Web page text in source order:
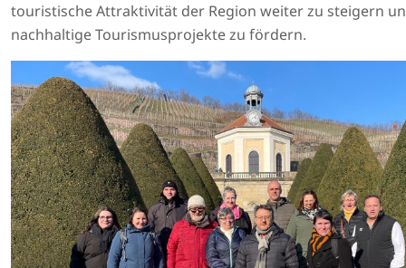
touristische Attraktivität der Region weiter zu steigern
nachhaltige Tourismusprojekte zu fördern.